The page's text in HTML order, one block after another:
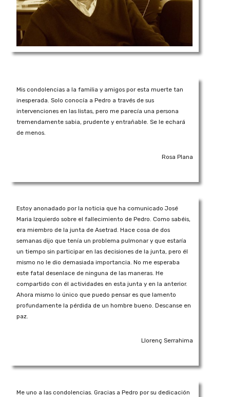
Mis condolencias a la familia y amigos por esta muerte tan
inesperada. Solo conocía a Pedro a través de sus
intervenciones en las listas, pero me parecía una persona
tremendamente sabia, prudente y entrañable. Se le echará
de menos.
Rosa Plana
Estoy anonadado por la noticia que ha comunicado José
Maria Izquierdo sobre el fallecimiento de Pedro. Como sabéis,
era miembro de la junta de Asetrad. Hace cosa de dos
semanas dijo que tenía un problema pulmonar y que estaría
un tiempo sin participar en las decisiones de la junta, pero él
mismo no le dio demasiada importancia. No me esperaba
este fatal desenlace de ninguna de las maneras. He
compartido con él actividades en esta junta y en la anterior.
Ahora mismo lo único que puedo pensar es que lamento
profundamente la pérdida de un hombre bueno. Descanse en
paz.
Llorenç Serrahima
Me uno a las condolencias. Gracias a Pedro por su dedicación